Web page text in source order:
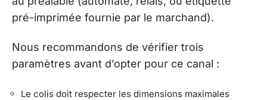
pré-imprimée fournie par le marchand).
Nous recommandons de vérifier trois
paramètres avant d’opter pour ce canal :
Le colis doit respecter les dimensions maximales